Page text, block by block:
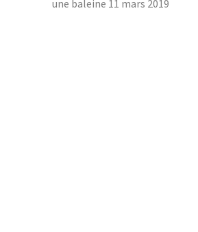
une baleine 11 mars 2019